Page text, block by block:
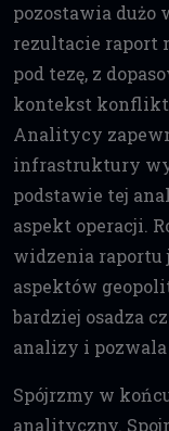
pozostawia dużo
rezultacie raport
pod tezę, z
kontekst
Analitycy
infrastruktury
podstawie tej
aspekt operacji.
widzenia raportu
aspektów
bardziej osadza
analizy i
Spójrzmy w
analityczny.